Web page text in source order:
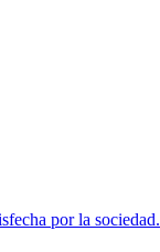
por la sociedad.